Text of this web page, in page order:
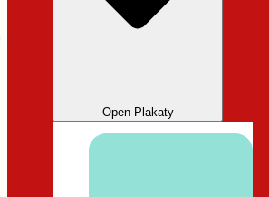
Open Plakaty